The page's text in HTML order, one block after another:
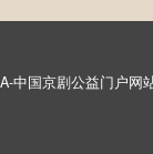
中国京剧公益门户网